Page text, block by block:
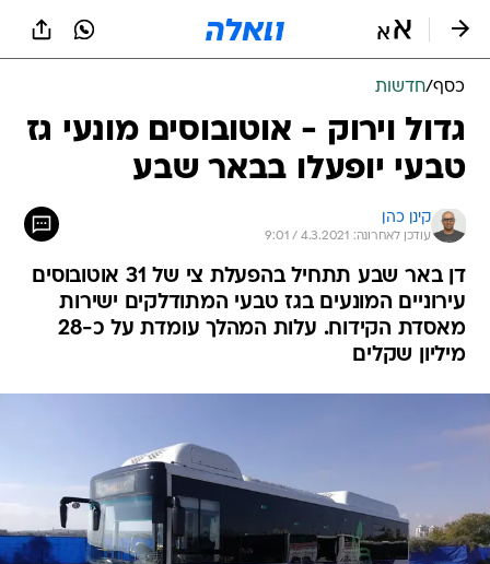
כסף/חדשות
גדול וירוק - אוטובוסים מונעי גז
טבעי יופעלו בבאר שבע
קינן כהן
עודכן לאחרונה: 4.3.2021 / 9:01
דן באר שבע תתחיל בהפעלת צי של 31 אוטובוסים
עירוניים המונעים בגז טבעי המתודלקים ישירות
מאסדת הקידוח. עלות המהלך עומדת על כ-28
מיליון שקלים